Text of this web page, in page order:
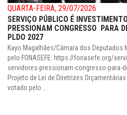
QUARTA-FEIRA, 29/07/2026
SERVIÇO PÚBLICO É
PRESSIONAM CONGRESSO PARA
PLDO 2027
Kayo Magalhães/Câmara dos Deputados
pelo FONASEFE: https://fonasefe.org/
servidores-pressionam-congresso-para-
Projeto de Lei de Diretrizes
votado pelo ...